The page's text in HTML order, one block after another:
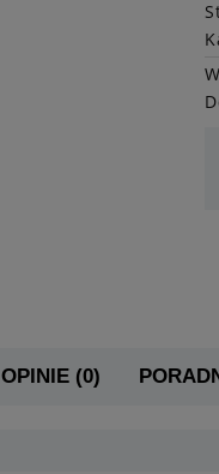
OPINIE (0)